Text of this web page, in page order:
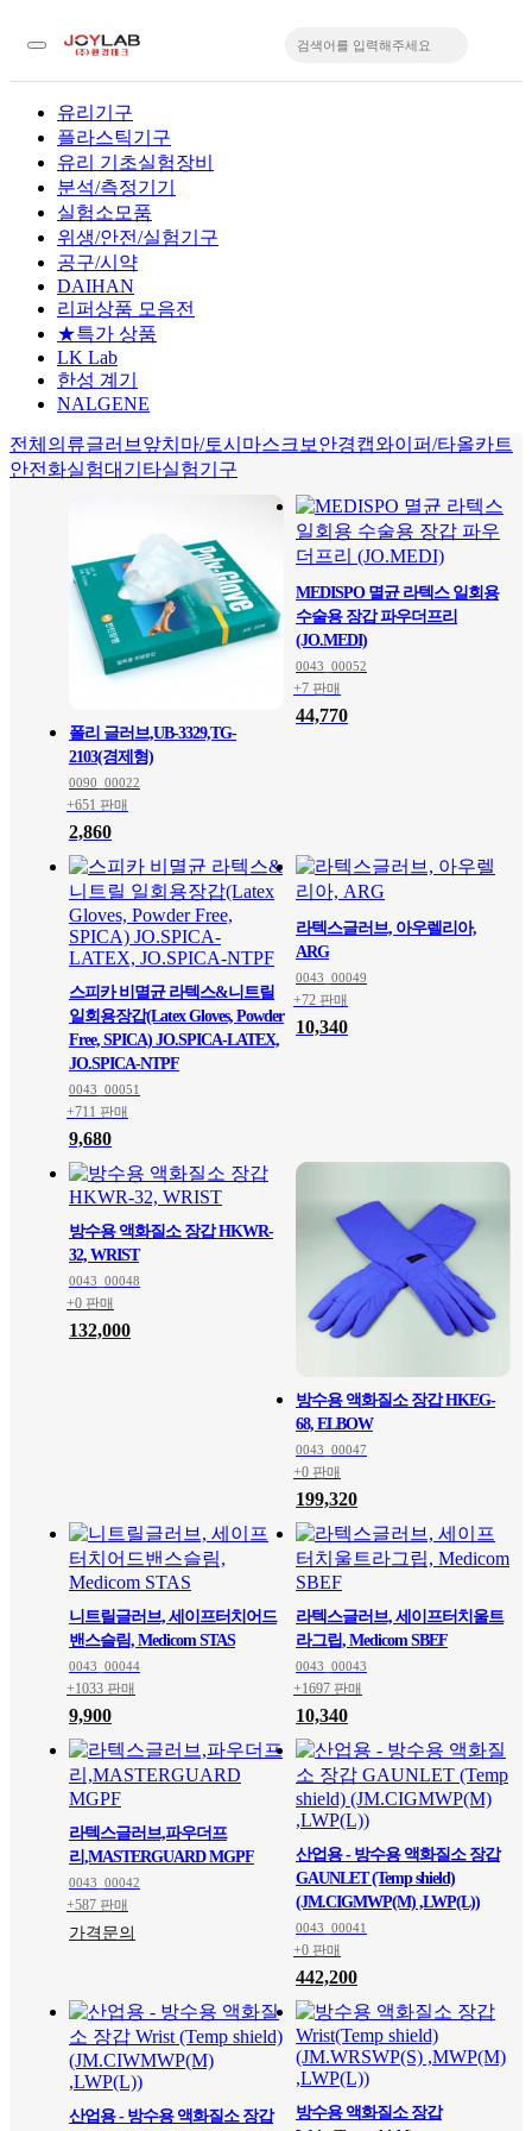
유리기구
플라스틱기구
유리 기초실험장비
분석/측정기기
실험소모품
위생/안전/실험기구
공구/시약
DAIHAN
리퍼상품 모음전
★특가 상품
LK Lab
한성 계기
NALGENE
전체 의류글러브 앞치마/토시 마스크 보안경캡와이퍼/타올카트
안전화실험대 기타실험기구
폴리 글러브,UB-3329,TG-
2103(경제형)
0090_00022
+651 판매
2,860
MEDISPO 멸균 라텍스 일회용
수술용 장갑 파우더프리
(JO.MEDI)
0043_00052
+7 판매
44,770
스피카 비멸균 라텍스&니트릴
일회용장갑(Latex Gloves, Powder
Free, SPICA) JO.SPICA-LATEX,
JO.SPICA-NTPF
0043_00051
+711 판매
9,680
라텍스글러브, 아우렐리아,
ARG
0043_00049
+72 판매
10,340
방수용 액화질소 장갑 HKWR-
32, WRIST
0043_00048
+0 판매
132,000
방수용 액화질소 장갑 HKEG-
68, ELBOW
0043_00047
+0 판매
199,320
니트릴글러브, 세이프터치어드
밴스슬림, Medicom STAS
0043_00044
+1033 판매
9,900
라텍스글러브, 세이프터치울트
라그립, Medicom SBEF
0043_00043
+1697 판매
10,340
라텍스글러브,파우더프
리,MASTERGUARD MGPF
0043_00042
+587 판매
가격문의
산업용 - 방수용 액화질소 장갑
GAUNLET (Temp shield)
(JM.CIGMWP(M) ,LWP(L))
0043_00041
+0 판매
442,200
산업용 - 방수용 액화질소 장갑
방수용 액화질소 장갑